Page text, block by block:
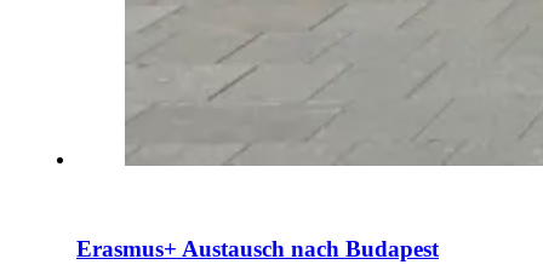
Erasmus+ Austausch nach Budapest